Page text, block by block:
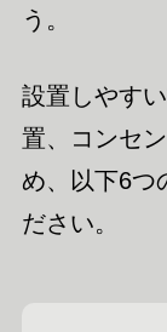
う。
設置しやす
置、コンセ
め、以下6つ
ださい。